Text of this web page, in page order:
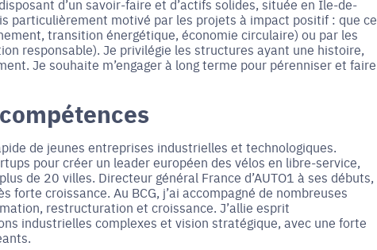
d’un savoir-faire et d’actifs solides, située en Île-de-
particulièrement motivé par les projets à impact positif : que ce
transition énergétique, économie circulaire) ou par les
responsable). Je privilégie les structures ayant une histoire,
Je souhaite m’engager à long terme pour pérenniser et faire
de jeunes entreprises industrielles et technologiques.
pour créer un leader européen des vélos en libre-service,
de 20 villes. Directeur général France d’AUTO1 à ses débuts,
croissance. Au BCG, j’ai accompagné de nombreuses
restructuration et croissance. J’allie esprit
industrielles complexes et vision stratégique, avec une forte